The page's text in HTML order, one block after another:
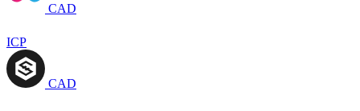
CAD
ICP
CAD